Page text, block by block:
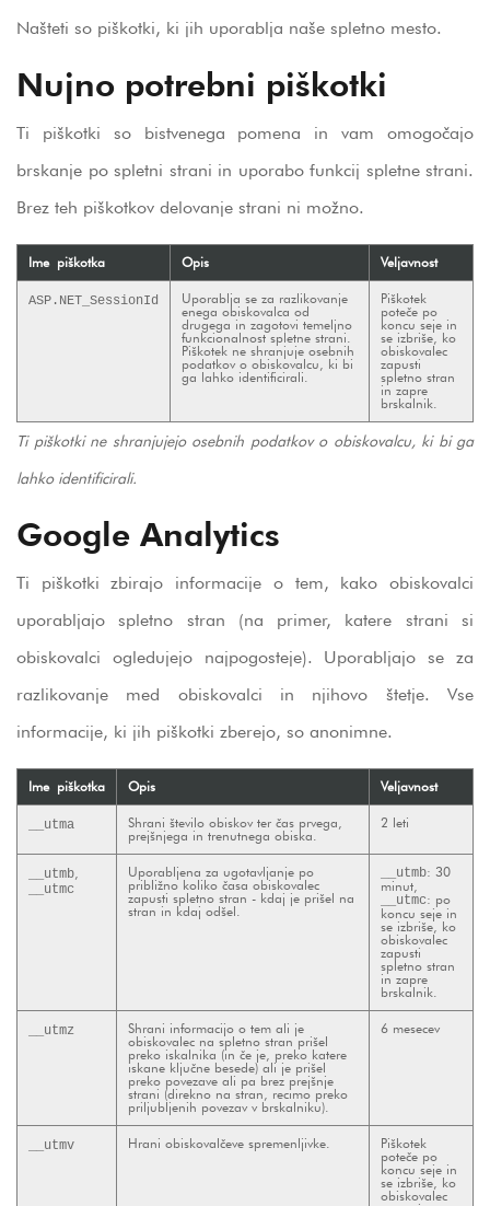
Našteti so piškotki, ki jih uporablja naše spletno mesto.
Nujno potrebni piškotki
Ti piškotki so bistvenega pomena in vam omogočajo
brskanje po spletni strani in uporabo funkcij spletne strani.
Brez teh piškotkov delovanje strani ni možno.
Ime piškotka Opis Veljavnost
ASP.NET_SessionId
Uporablja se za razlikovanje
enega obiskovalca od
drugega in zagotovi temeljno
funkcionalnost spletne strani.
Piškotek ne shranjuje osebnih
podatkov o obiskovalcu, ki bi
ga lahko identificirali.
Piškotek
poteče po
koncu seje in
se izbriše, ko
obiskovalec
zapusti
spletno stran
in zapre
brskalnik.
Ti piškotki ne shranjujejo osebnih podatkov o obiskovalcu, ki bi ga
lahko identificirali.
Google Analytics
Ti piškotki zbirajo informacije o tem, kako obiskovalci
uporabljajo spletno stran (na primer, katere strani si
obiskovalci ogledujejo najpogosteje). Uporabljajo se za
razlikovanje med obiskovalci in njihovo štetje. Vse
informacije, ki jih piškotki zberejo, so anonimne.
Ime piškotka Opis Veljavnost
__utma
Shrani število obiskov ter čas prvega,
prejšnjega in trenutnega obiska.
2 leti
__utmb,
__utmc
Uporabljena za ugotavljanje po
približno koliko časa obiskovalec
zapusti spletno stran - kdaj je prišel na
stran in kdaj odšel.
__utmb: 30
minut,
__utmc: po
koncu seje in
se izbriše, ko
obiskovalec
zapusti
spletno stran
in zapre
brskalnik.
__utmz
Shrani informacijo o tem ali je
obiskovalec na spletno stran prišel
preko iskalnika (in če je, preko katere
iskane ključne besede) ali je prišel
preko povezave ali pa brez prejšnje
strani (direkno na stran, recimo preko
priljubljenih povezav v brskalniku).
6 mesecev
__utmv Hrani obiskovalčeve spremenljivke.
Piškotek
poteče po
koncu seje in
se izbriše, ko
obiskovalec